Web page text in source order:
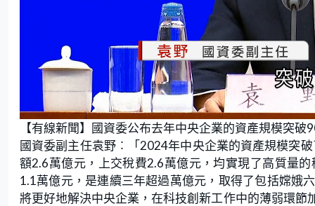
U
n
m
u
t
e
a
d
e
d
:
7
6
9
2
%
【有線新聞】國資委公布去年中央企業的資產規模突
國資委副主任袁野︰「2024年中央企業的資產規模突
額2.6萬億元，上交稅費2.6萬億元，均實現了高質量
1.1萬億元，是連續三年超過萬億元，取得了包括嫦娥
將更好地解決中央企業，在科技創新工作中的薄弱環